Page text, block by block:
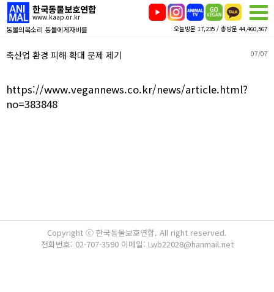
한국동물보호연합
www.kaap.or.kr
동물의목소리 동물에게자비를 오늘방문 17,235 / 총방문 44,460,567
축산업 환경 피해 확대 문제 제기 07/07
https://www.vegannews.co.kr/news/article.html?
no=383848
Copyright ⓒ 한국동물보호연합. All right reserved.
전화번호: 02-707-3590 이메일: Lwb22028@hanmail.net